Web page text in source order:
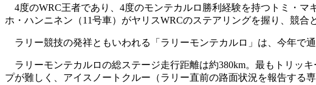
4度のWRC王者であり、4度のモンテカルロ勝利経験を持つトミ・
ホ・ハンニネン（11号車）がヤリスWRCのステアリングを握り、競
ラリー競技の発祥ともいわれる「ラリーモンテカルロ」は、今年で
ラリーモンテカルロの総ステージ走行距離は約380km。最もトリッ
プが難しく、アイスノートクルー（ラリー直前の路面状況を報告する